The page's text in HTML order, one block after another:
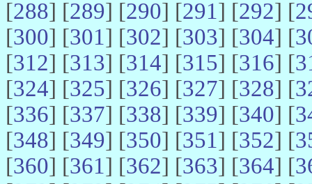
[288] [289] [290] [291] [292] [
[300] [301] [302] [303] [304] [
[312] [313] [314] [315] [316] [
[324] [325] [326] [327] [328] [
[336] [337] [338] [339] [340] [
[348] [349] [350] [351] [352] [
[360] [361] [362] [363] [364] [